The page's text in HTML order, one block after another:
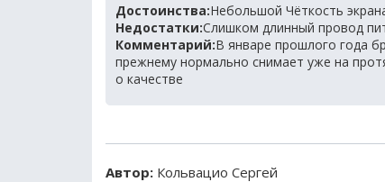
Достоинства:Небольшой Чёткость
Недостатки:Слишком длинный провод
Комментарий:В январе прошлого года
прежнему нормально снимает уже на
о качестве
Автор: Кольвацио Сергей